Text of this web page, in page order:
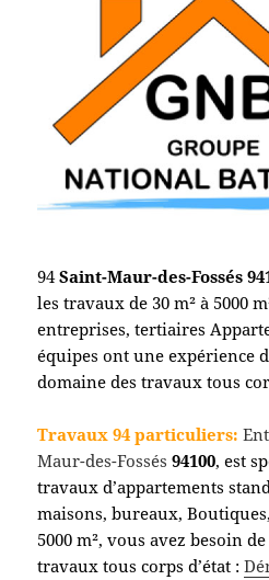
94Saint-Maur-des-Fossés
les travaux de 30 m² à 5000
entreprises, tertiaires
équipes ont une expérience
domaine des travaux tous
Travaux 94 particuliers:
Maur-des-Fossés 94100, est
travaux d’appartements
maisons, bureaux,
5000 m², vous avez besoin
travaux tous corps d’état :